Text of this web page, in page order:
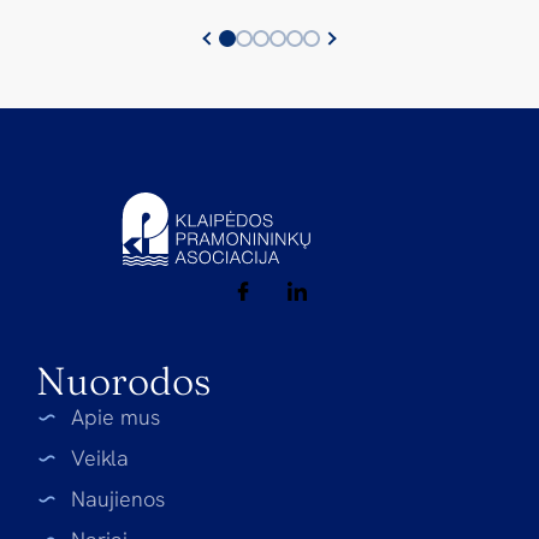
Nuorodos
Apie mus
Veikla
Naujienos